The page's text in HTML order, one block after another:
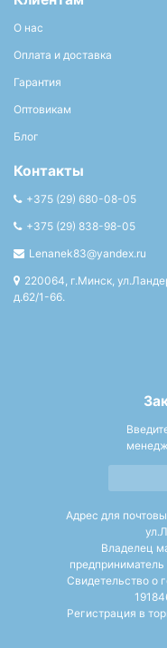
О нас
Оплата и доставка
Гарантия
Оптовикам
Блог
Контакты
+375 (29) 680-08-05
+375 (29) 838-98-05
Lenanek83@yandex.ru
220064, г.Минск,
д.62/1-66.
Адрес для
Владелец
Свидетельство о
Регистрация в